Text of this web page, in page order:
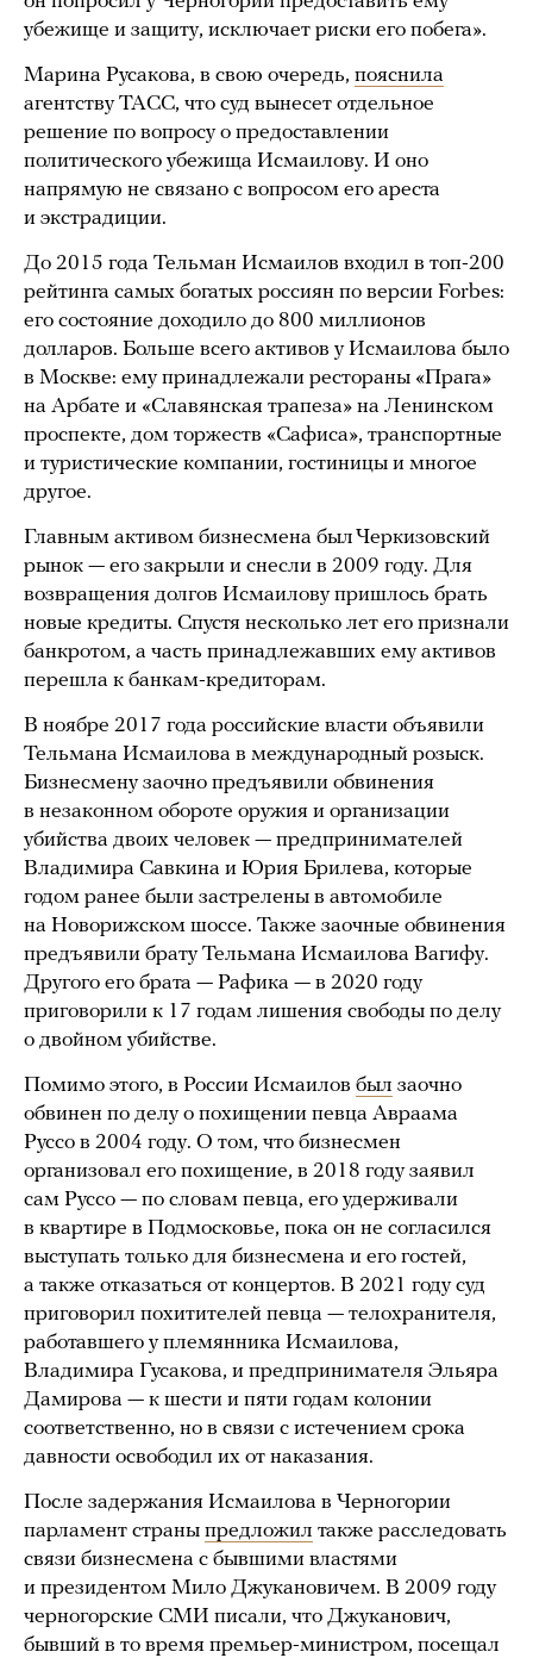
убежище и защиту, исключает риски его побега».
Марина Русакова, в свою очередь, пояснила
агентству ТАСС, что суд вынесет отдельное
решение по вопросу о предоставлении
политического убежища Исмаилову. И оно
напрямую не связано с вопросом его ареста
и экстрадиции.
До 2015 года Тельман Исмаилов входил в топ-200
рейтинга самых богатых россиян по версии Forbes:
его состояние доходило до 800 миллионов
долларов. Больше всего активов у Исмаилова было
в Москве: ему принадлежали рестораны «Прага»
на Арбате и «Славянская трапеза» на Ленинском
проспекте, дом торжеств «Сафиса», транспортные
и туристические компании, гостиницы и многое
другое.
Главным активом бизнесмена был Черкизовский
рынок — его закрыли и снесли в 2009 году. Для
возвращения долгов Исмаилову пришлось брать
новые кредиты. Спустя несколько лет его признали
банкротом, а часть принадлежавших ему активов
перешла к банкам-кредиторам.
В ноябре 2017 года российские власти объявили
Тельмана Исмаилова в международный розыск.
Бизнесмену заочно предъявили обвинения
в незаконном обороте оружия и организации
убийства двоих человек — предпринимателей
Владимира Савкина и Юрия Брилева, которые
годом ранее были застрелены в автомобиле
на Новорижском шоссе. Также заочные обвинения
предъявили брату Тельмана Исмаилова Вагифу.
Другого его брата — Рафика — в 2020 году
приговорили к 17 годам лишения свободы по делу
о двойном убийстве.
Помимо этого, в России Исмаилов был заочно
обвинен по делу о похищении певца Авраама
Руссо в 2004 году. О том, что бизнесмен
организовал его похищение, в 2018 году заявил
сам Руссо — по словам певца, его удерживали
в квартире в Подмосковье, пока он не согласился
выступать только для бизнесмена и его гостей,
а также отказаться от концертов. В 2021 году суд
приговорил похитителей певца — телохранителя,
работавшего у племянника Исмаилова,
Владимира Гусакова, и предпринимателя Эльяра
Дамирова — к шести и пяти годам колонии
соответственно, но в связи с истечением срока
давности освободил их от наказания.
После задержания Исмаилова в Черногории
парламент страны предложил также расследовать
связи бизнесмена с бывшими властями
и президентом Мило Джукановичем. В 2009 году
черногорские СМИ писали, что Джуканович,
бывший в то время премьер-министром, посещал